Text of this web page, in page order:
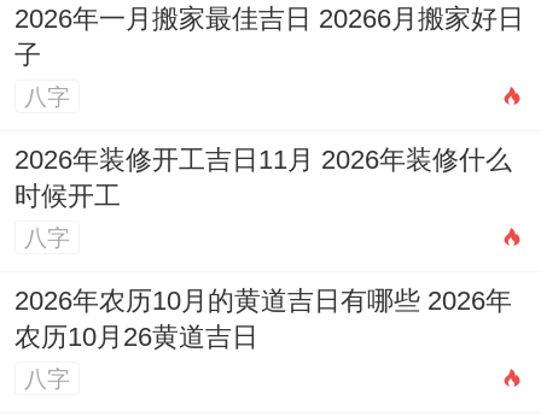
六月事业遇小挑战。团队协作关键，想突破
瓶颈期，接下来要主动，可寻求同事帮助，
就分歧处找共识，即领导可能施压，踏稳每
一步应对。
七月健康运需关注。易感疲劳困倦，将作息
调整规律，但坚持不易需自律，虽身体发出
2026年一月搬家最佳吉日 20266月搬家好日
子
八字
2026年装修开工吉日11月 2026年装修什么
时候开工
八字
2026年农历10月的黄道吉日有哪些 2026年
农历10月26黄道吉日
八字